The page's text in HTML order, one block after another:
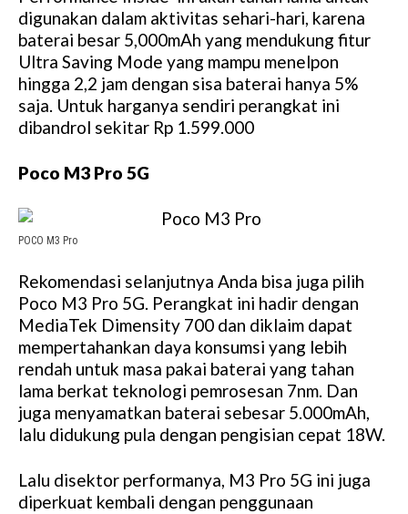
digunakan dalam aktivitas sehari-hari, karena
baterai besar 5,000mAh yang mendukung fitur
Ultra Saving Mode yang mampu menelpon
hingga 2,2 jam dengan sisa baterai hanya 5%
saja. Untuk harganya sendiri perangkat ini
dibandrol sekitar Rp 1.599.000
Poco M3 Pro 5G
POCO M3 Pro
Rekomendasi selanjutnya Anda bisa juga pilih
Poco M3 Pro 5G. Perangkat ini hadir dengan
MediaTek Dimensity 700 dan diklaim dapat
mempertahankan daya konsumsi yang lebih
rendah untuk masa pakai baterai yang tahan
lama berkat teknologi pemrosesan 7nm. Dan
juga menyamatkan baterai sebesar 5.000mAh,
lalu didukung pula dengan pengisian cepat 18W.
Lalu disektor performanya, M3 Pro 5G ini juga
diperkuat kembali dengan penggunaan